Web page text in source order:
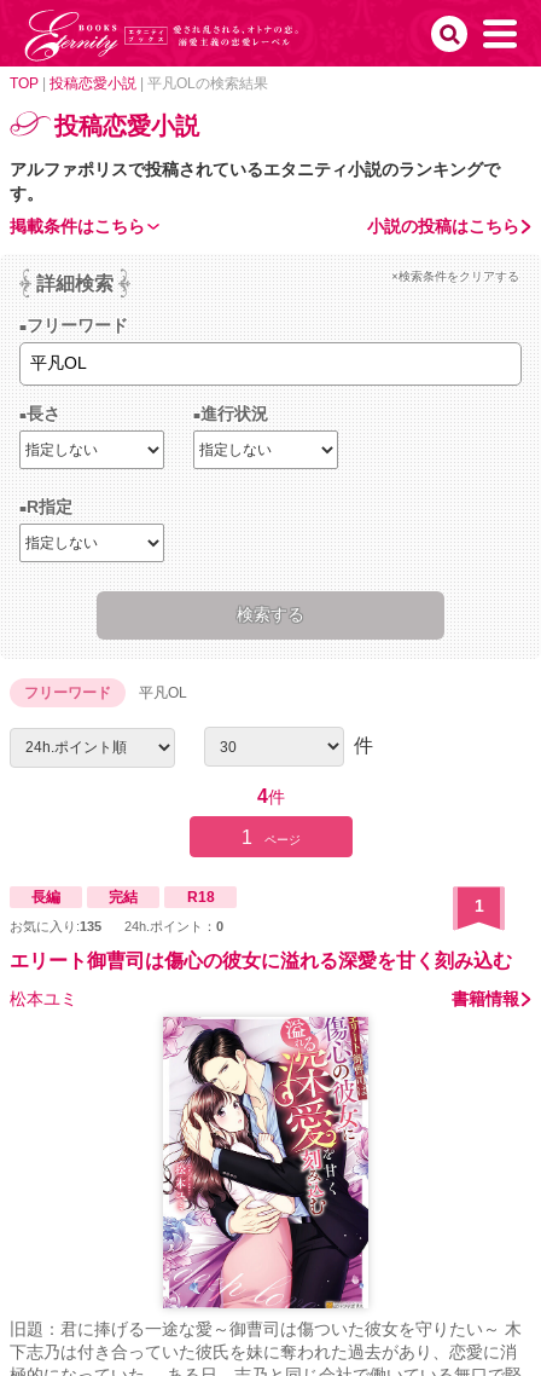
TOP 投稿恋愛小説 平凡OLの検索結果
投稿恋愛小説
アルファポリスで投稿されているエタニティ小説のランキングで
す。
小説の投稿はこちら
掲載条件はこちら
詳細検索 ×検索条件をクリアする
フリーワード
長さ 進行状況
R指定
フリーワード 平凡OL
件
4件
1 ページ
長編 完結 R18
お気に入り:135 24h.ポイント： 0
1
エリート御曹司は傷心の彼女に溢れる深愛を甘く刻み込む
松本ユミ 書籍情報
旧題：君に捧げる一途な愛～御曹司は傷ついた彼女を守りたい～ 木
下志乃は付き合っていた彼氏を妹に奪われた過去があり、恋愛に消